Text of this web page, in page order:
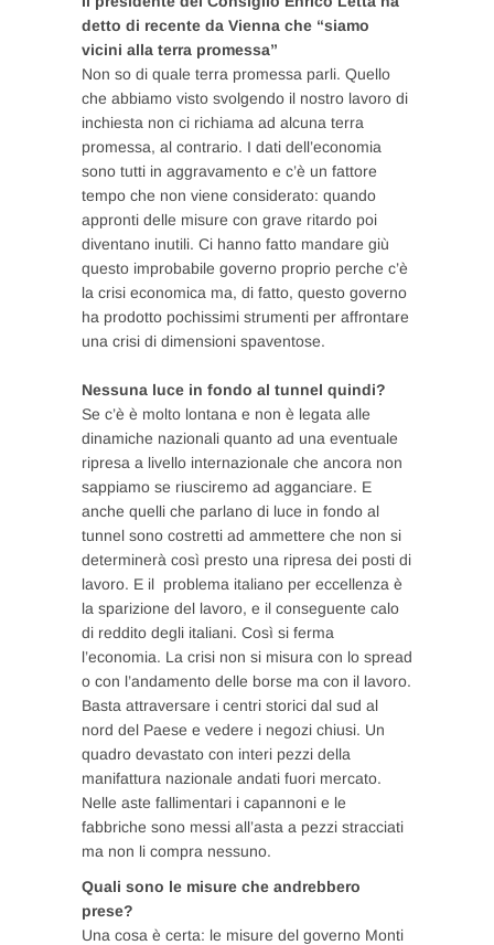
detto di recente da Vienna che “siamo
vicini alla terra promessa”
Non so di quale terra promessa parli. Quello
che abbiamo visto svolgendo il nostro lavoro di
inchiesta non ci richiama ad alcuna terra
promessa, al contrario. I dati dell’economia
sono tutti in aggravamento e c’è un fattore
tempo che non viene considerato: quando
appronti delle misure con grave ritardo poi
diventano inutili. Ci hanno fatto mandare giù
questo improbabile governo proprio perche c’è
la crisi economica ma, di fatto, questo governo
ha prodotto pochissimi strumenti per affrontare
una crisi di dimensioni spaventose.
Nessuna luce in fondo al tunnel quindi?
Se c’è è molto lontana e non è legata alle
dinamiche nazionali quanto ad una eventuale
ripresa a livello internazionale che ancora non
sappiamo se riusciremo ad agganciare. E
anche quelli che parlano di luce in fondo al
tunnel sono costretti ad ammettere che non si
determinerà così presto una ripresa dei posti di
lavoro. E il problema italiano per eccellenza è
la sparizione del lavoro, e il conseguente calo
di reddito degli italiani. Così si ferma
l’economia. La crisi non si misura con lo spread
o con l’andamento delle borse ma con il lavoro.
Basta attraversare i centri storici dal sud al
nord del Paese e vedere i negozi chiusi. Un
quadro devastato con interi pezzi della
manifattura nazionale andati fuori mercato.
Nelle aste fallimentari i capannoni e le
fabbriche sono messi all’asta a pezzi stracciati
ma non li compra nessuno.
Quali sono le misure che andrebbero
prese?
Una cosa è certa: le misure del governo Monti